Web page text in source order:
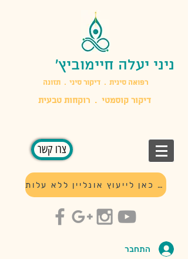
ניני יעלה חיימוביץ'
​רפואה סינית . דיקור סיני . תזונה
צרו קשר
לחץ כאן לייעוץ אונליין ללא עלות
התחבר